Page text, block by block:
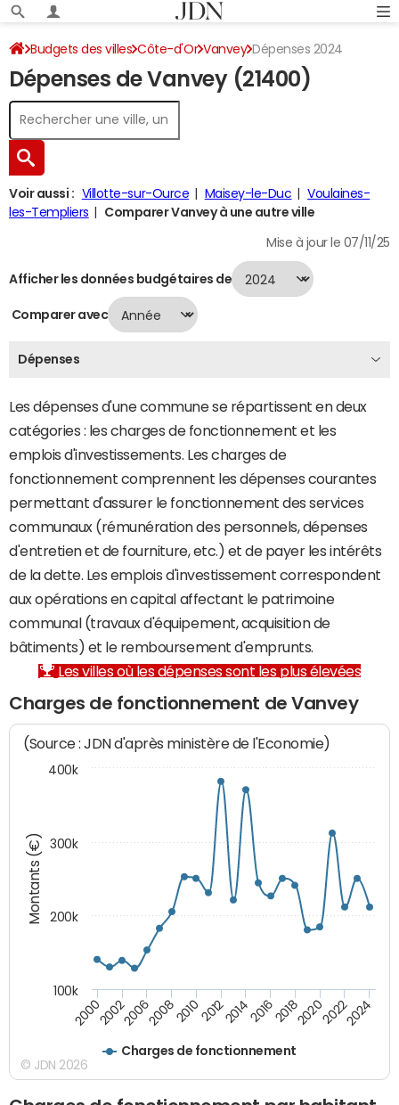
Budgets des villes Côte-d'Or Vanvey Dépenses 2024
Dépenses de Vanvey (21400)
Voir aussi : Villotte-sur-Ource Maisey-le-Duc
Voulaines-
les-Templiers
Comparer Vanvey à une autre ville
Mise à jour le 07/11/25
Afficher les données budgétaires de
Comparer avec
Dépenses
Les dépenses d'une commune se répartissent en deux
catégories : les charges de fonctionnement et les
emplois d'investissements. Les charges de
fonctionnement comprennent les dépenses courantes
permettant d'assurer le fonctionnement des services
communaux (rémunération des personnels, dépenses
d'entretien et de fourniture, etc.) et de payer les intérêts
de la dette. Les emplois d'investissement correspondent
aux opérations en capital affectant le patrimoine
communal (travaux d'équipement, acquisition de
bâtiments) et le remboursement d'emprunts.
Les villes où les dépenses sont les plus élevées
Charges de fonctionnement de Vanvey
Montants (€)
(Source : JDN d'après ministère de l'Economie)
Charges de fonctionnement
200020022006200820102012201420162018202020222024
100k
200k
300k
400k
© JDN 2026